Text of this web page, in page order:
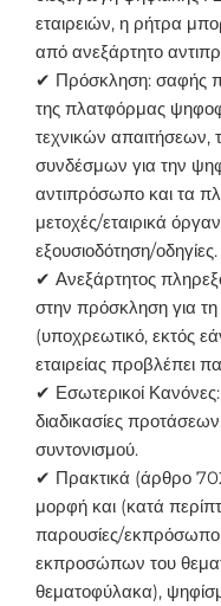
εταιρειών, η ρήτρα
από ανεξάρτητο
✔ Πρόσκληση: σαφής
της πλατφόρμας
τεχνικών
συνδέσμων για την
αντιπρόσωπο και τα
μετοχές/εταιρικά
εξουσιοδότηση/οδηγίες.
✔ Ανεξάρτητος
στην πρόσκληση για
(υποχρεωτικό, εκτός
εταιρείας προβλέπει
✔ Εσωτερικοί Κανόνες:
διαδικασίες
συντονισμού.
✔ Πρακτικά (άρθρο
μορφή και (κατά
παρουσίες/
εκπροσώπων του
θεματοφύλακα),